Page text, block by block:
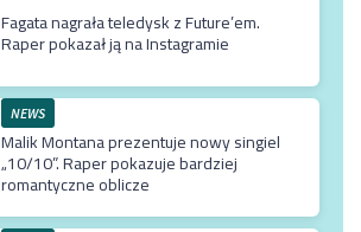
Fagata nagrała teledysk z Future’em.
Raper pokazał ją na Instagramie
NEWS
Malik Montana prezentuje nowy singiel
„10/10”. Raper pokazuje bardziej
romantyczne oblicze